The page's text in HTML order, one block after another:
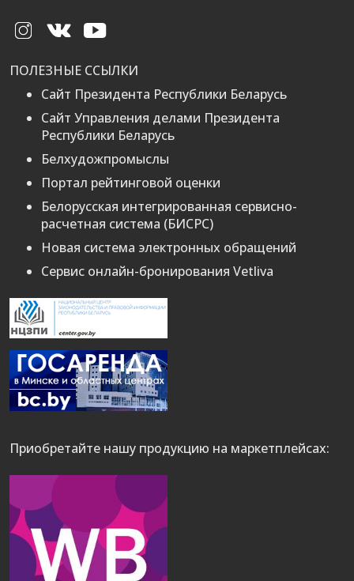
ПОЛЕЗНЫЕ ССЫЛКИ
Сайт Президента Республики Беларусь
Сайт Управления делами Президента
Республики Беларусь
Белхудожпромыслы
Портал рейтинговой оценки
Белорусская интегрированная сервисно-
расчетная система (БИСРС)
Новая система электронных обращений
Сервис онлайн-бронирования Vetliva
Приобретайте нашу продукцию на маркетплейсах: